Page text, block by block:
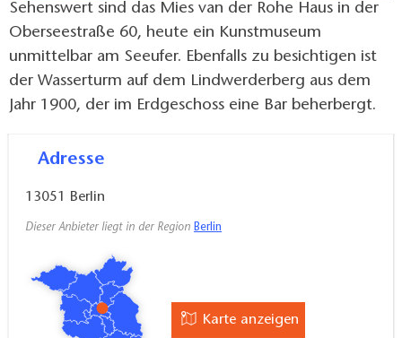
Sehenswert sind das Mies van der Rohe Haus in der
Oberseestraße 60, heute ein Kunstmuseum
unmittelbar am Seeufer. Ebenfalls zu besichtigen ist
der Wasserturm auf dem Lindwerderberg aus dem
Jahr 1900, der im Erdgeschoss eine Bar beherbergt.
Adresse
13051 Berlin
Dieser Anbieter liegt in der Region Berlin
Karte anzeigen